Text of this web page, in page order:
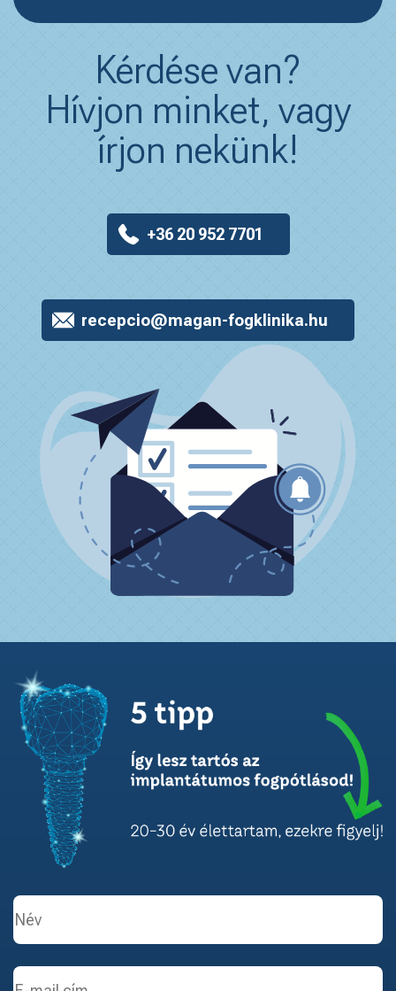
Kérdése van?
Hívjon minket, vagy
írjon nekünk!
+36 20 952 7701
recepcio@magan-fogklinika.hu